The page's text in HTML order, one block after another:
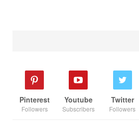
Twitter
Followers
Youtube
Subscribers
Pinterest
Followers